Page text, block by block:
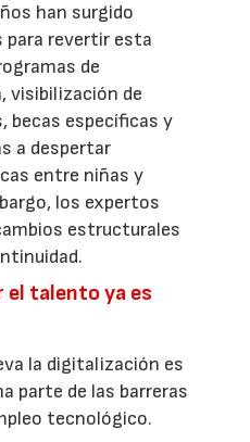
han surgido
para revertir esta
de
visibilización de
becas específicas y
a despertar
entre niñas y
los expertos
estructurales
el talento ya es
la digitalización es
parte de las barreras
tecnológico.